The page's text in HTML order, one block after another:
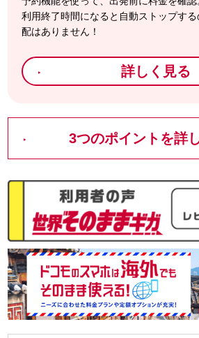
利用終了時間になると自動ストップす
配はありません！
詳しく見る
3つのポイントを詳